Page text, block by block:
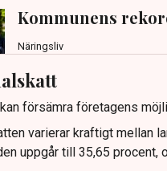
Kommunens
Näringsliv
försämra företagens
varierar kraftigt mellan
uppgår till 35,65